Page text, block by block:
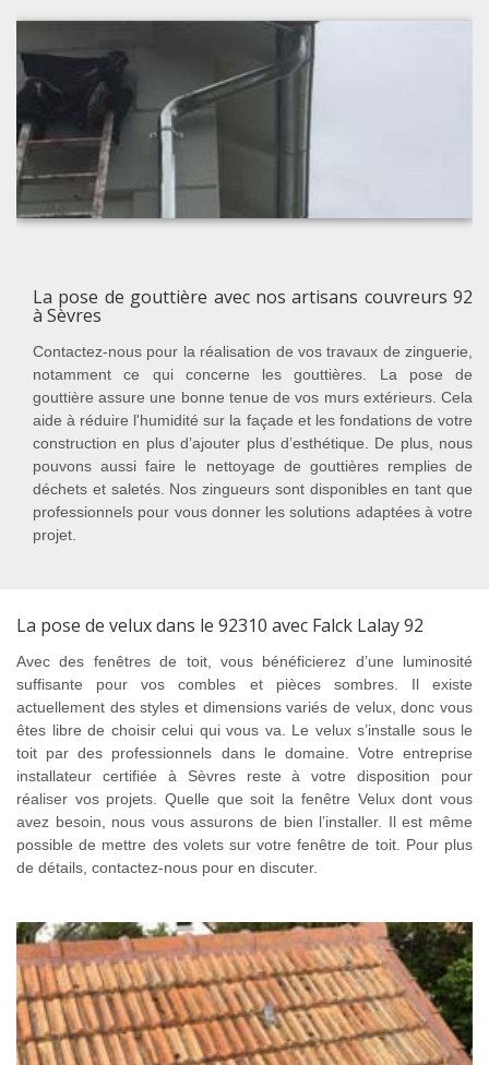
La pose de gouttière avec nos artisans couvreurs 92
à Sèvres
Contactez-nous pour la réalisation de vos travaux de zinguerie,
notamment ce qui concerne les gouttières. La pose de
gouttière assure une bonne tenue de vos murs extérieurs. Cela
aide à réduire l'humidité sur la façade et les fondations de votre
construction en plus d’ajouter plus d’esthétique. De plus, nous
pouvons aussi faire le nettoyage de gouttières remplies de
déchets et saletés. Nos zingueurs sont disponibles en tant que
professionnels pour vous donner les solutions adaptées à votre
projet.
La pose de velux dans le 92310 avec Falck Lalay 92
Avec des fenêtres de toit, vous bénéficierez d’une luminosité
suffisante pour vos combles et pièces sombres. Il existe
actuellement des styles et dimensions variés de velux, donc vous
êtes libre de choisir celui qui vous va. Le velux s’installe sous le
toit par des professionnels dans le domaine. Votre entreprise
installateur certifiée à Sèvres reste à votre disposition pour
réaliser vos projets. Quelle que soit la fenêtre Velux dont vous
avez besoin, nous vous assurons de bien l’installer. Il est même
possible de mettre des volets sur votre fenêtre de toit. Pour plus
de détails, contactez-nous pour en discuter.